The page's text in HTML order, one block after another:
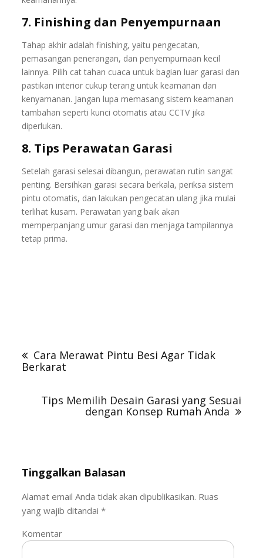
7. Finishing dan Penyempurnaan
Tahap akhir adalah finishing, yaitu pengecatan,
pemasangan penerangan, dan penyempurnaan kecil
lainnya. Pilih cat tahan cuaca untuk bagian luar garasi dan
pastikan interior cukup terang untuk keamanan dan
kenyamanan. Jangan lupa memasang sistem keamanan
tambahan seperti kunci otomatis atau CCTV jika
diperlukan.
8. Tips Perawatan Garasi
Setelah garasi selesai dibangun, perawatan rutin sangat
penting. Bersihkan garasi secara berkala, periksa sistem
pintu otomatis, dan lakukan pengecatan ulang jika mulai
terlihat kusam. Perawatan yang baik akan
memperpanjang umur garasi dan menjaga tampilannya
tetap prima.
Cara Merawat Pintu Besi Agar Tidak
Berkarat
Tips Memilih Desain Garasi yang Sesuai
dengan Konsep Rumah Anda
Tinggalkan Balasan
Alamat email Anda tidak akan dipublikasikan. Ruas
yang wajib ditandai*
Komentar